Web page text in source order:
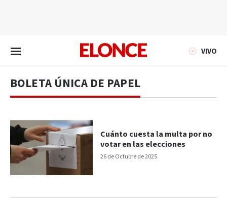
VIVO
BOLETA ÚNICA DE PAPEL
26 de Octubre de 2025
Cuánto cuesta la multa por no
votar en las elecciones